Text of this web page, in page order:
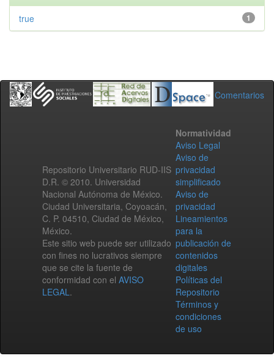
1
true
Comentarios
Repositorio Universitario RUD-IIS
D.R. © 2010. Universidad
Nacional Autónoma de México.
Ciudad Universitaria, Coyoacán,
C. P. 04510, Ciudad de México,
México.
Este sitio web puede ser utilizado
con fines no lucrativos siempre
que se cite la fuente de
conformidad con el AVISO
LEGAL.
Normatividad
Aviso Legal
Aviso de
privacidad
simplificado
Aviso de
privacidad
Lineamientos
para la
publicación de
contenidos
digitales
Políticas del
Repositorio
Términos y
condiciones
de uso